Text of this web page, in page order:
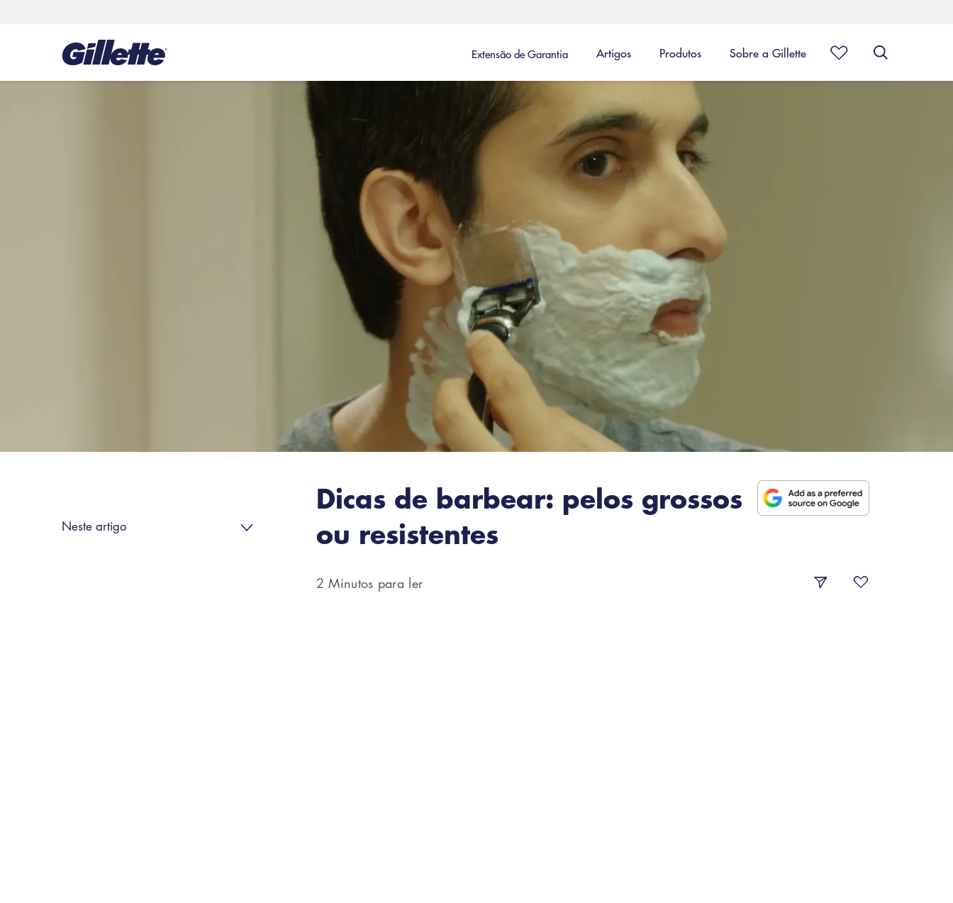
Extensão de Garantia Artigos Produtos Sobre a Gillette
Neste artigo
Dicas de barbear: pelos grossos
ou resistentes
2 Minutos para ler